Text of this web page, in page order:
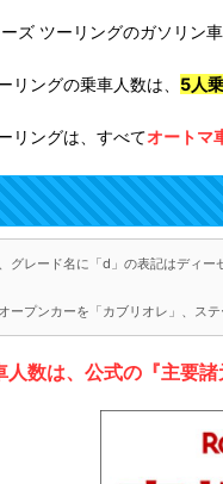
ズ ツーリングのガソリン
リングの乗車人数は、 5人
リングは、すべてオートマ
グレード名に「d」の表記はディ
ープンカーを「カブリオレ」、ス
数は、公式の『主要諸